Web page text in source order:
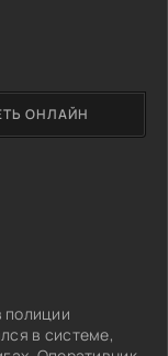
в системе,
ОНЛАЙН